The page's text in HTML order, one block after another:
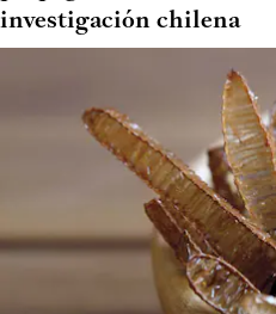
investigación chilena